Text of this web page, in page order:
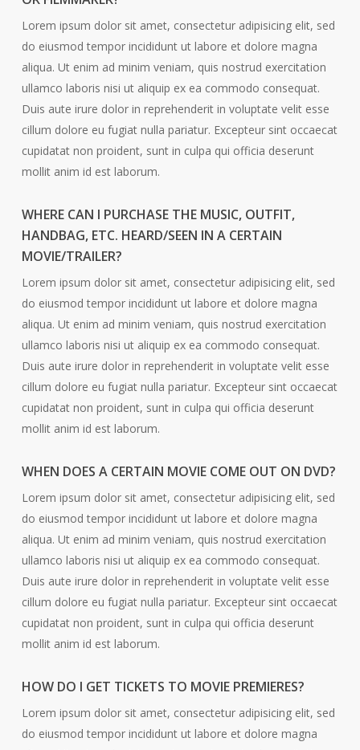
Lorem ipsum dolor sit amet, consectetur adipisicing elit, sed
do eiusmod tempor incididunt ut labore et dolore magna
aliqua. Ut enim ad minim veniam, quis nostrud exercitation
ullamco laboris nisi ut aliquip ex ea commodo consequat.
Duis aute irure dolor in reprehenderit in voluptate velit esse
cillum dolore eu fugiat nulla pariatur. Excepteur sint occaecat
cupidatat non proident, sunt in culpa qui officia deserunt
mollit anim id est laborum.
WHERE CAN I PURCHASE THE MUSIC, OUTFIT,
HANDBAG, ETC. HEARD/SEEN IN A CERTAIN
MOVIE/TRAILER?
Lorem ipsum dolor sit amet, consectetur adipisicing elit, sed
do eiusmod tempor incididunt ut labore et dolore magna
aliqua. Ut enim ad minim veniam, quis nostrud exercitation
ullamco laboris nisi ut aliquip ex ea commodo consequat.
Duis aute irure dolor in reprehenderit in voluptate velit esse
cillum dolore eu fugiat nulla pariatur. Excepteur sint occaecat
cupidatat non proident, sunt in culpa qui officia deserunt
mollit anim id est laborum.
WHEN DOES A CERTAIN MOVIE COME OUT ON DVD?
Lorem ipsum dolor sit amet, consectetur adipisicing elit, sed
do eiusmod tempor incididunt ut labore et dolore magna
aliqua. Ut enim ad minim veniam, quis nostrud exercitation
ullamco laboris nisi ut aliquip ex ea commodo consequat.
Duis aute irure dolor in reprehenderit in voluptate velit esse
cillum dolore eu fugiat nulla pariatur. Excepteur sint occaecat
cupidatat non proident, sunt in culpa qui officia deserunt
mollit anim id est laborum.
HOW DO I GET TICKETS TO MOVIE PREMIERES?
Lorem ipsum dolor sit amet, consectetur adipisicing elit, sed
do eiusmod tempor incididunt ut labore et dolore magna